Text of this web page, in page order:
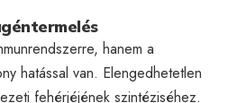
hanem a
hatással van. Elengedhetetlen
fehérjéjének szintéziséhez.